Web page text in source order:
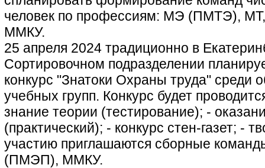
человек по профессиям: МЭ (ПМТЭ),
ММКУ.
25 апреля 2024 традиционно в
Сортировочном подразделении
конкурс "Знатоки Охраны труда" среди
учебных групп. Конкурс будет
знание теории (тестирование); -
(практический); - конкурс стен-газет; -
участию приглашаются сборные
(ПМЭП), ММКУ.